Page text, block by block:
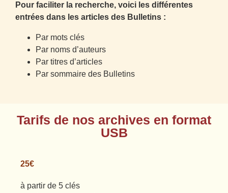
Pour faciliter la recherche, voici les différentes
entrées dans les articles des Bulletins :
Par mots clés
Par noms d’auteurs
Par titres d’articles
Par sommaire des Bulletins
Tarifs de nos archives en format
USB
25€
à partir de 5 clés
25€